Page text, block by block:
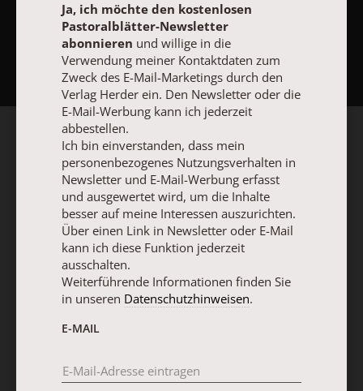
NACH OBEN
Ja, ich möchte den kostenlosen
Pastoralblätter-Newsletter
abonnieren und willige in die
Verwendung meiner Kontaktdaten zum
Zweck des E-Mail-Marketings durch den
Verlag Herder ein. Den Newsletter oder die
E-Mail-Werbung kann ich jederzeit
abbestellen.
Ich bin einverstanden, dass mein
personenbezogenes Nutzungsverhalten in
Newsletter und E-Mail-Werbung erfasst
und ausgewertet wird, um die Inhalte
besser auf meine Interessen auszurichten.
Über einen Link in Newsletter oder E-Mail
kann ich diese Funktion jederzeit
ausschalten.
Weiterführende Informationen finden Sie
in unseren Datenschutzhinweisen.
E-MAIL